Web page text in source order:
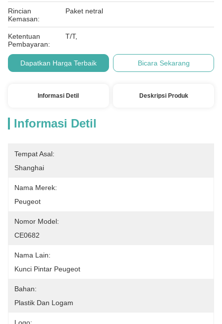
Rincian
Kemasan:
Paket netral
Ketentuan
Pembayaran:
T/T,
Dapatkan Harga Terbaik Bicara Sekarang
Informasi Detil Deskripsi Produk
Informasi Detil
Tempat Asal:
Shanghai
Nama Merek:
Peugeot
Nomor Model:
CE0682
Nama Lain:
Kunci Pintar Peugeot
Bahan:
Plastik Dan Logam